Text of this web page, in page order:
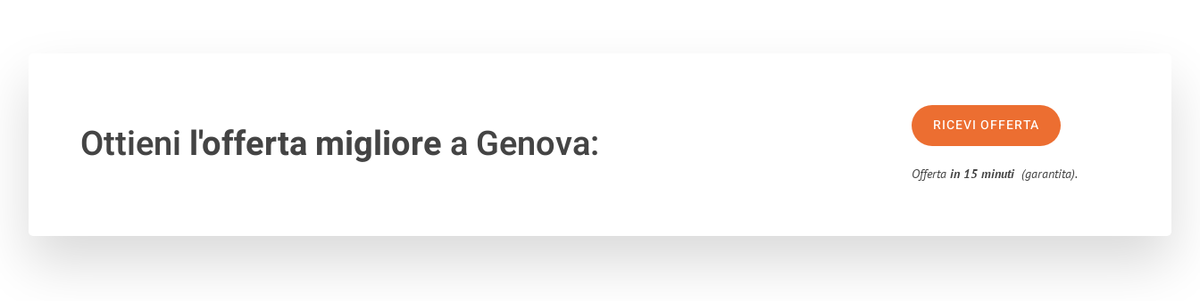
Ottieni l'offerta migliorea Genova: RICEVI OFFERTA
Offertain 15 minuti (garantita).